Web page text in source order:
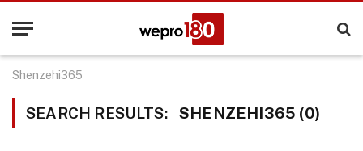
Shenzehi365
SEARCH RESULTS: SHENZEHI365 (0)